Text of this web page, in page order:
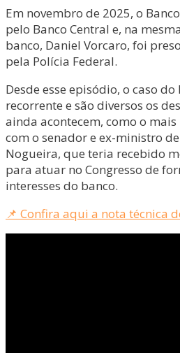
Em novembro de 2025, o
pelo Banco Central e, na
banco, Daniel Vorcaro, foi
pela Polícia Federal.
Desde esse episódio, o caso
recorrente e são diversos os
ainda acontecem, como o
com o senador e ex-ministro
Nogueira, que teria recebido
para atuar no Congresso de
interesses do banco.
📌 Confira aqui a nota técnica